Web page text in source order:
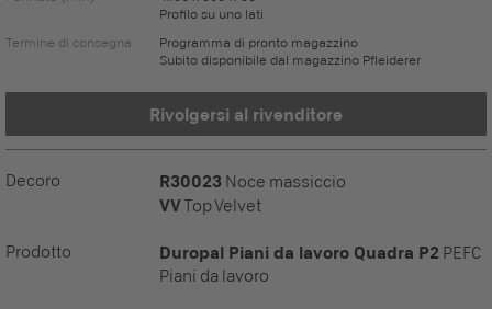
Profilo su uno lati
Termine di consegna
Programma di pronto magazzino
Subito disponibile dal magazzino Pfleiderer
Rivolgersi al rivenditore
Decoro R30023 Noce massiccio
VVTop Velvet
Prodotto Duropal Piani da lavoro Quadra P2 PEFC
Piani da lavoro